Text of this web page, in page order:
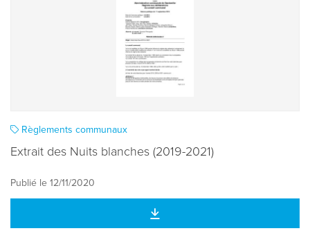
Règlements communaux
Extrait des Nuits blanches (2019-2021)
Publié le 12/11/2020